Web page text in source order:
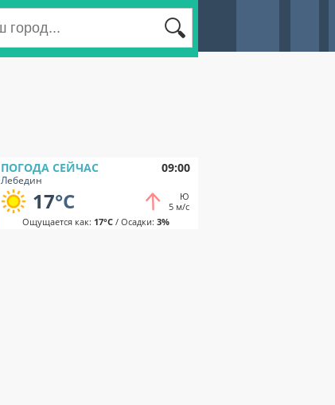
ПОГОДА СЕЙЧАС 09:00
Лебедин
17°C
Ю
5 м/с
Ощущается как: 17°C/ Осадки: 3%